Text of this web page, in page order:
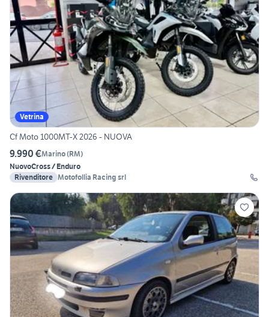
Vetrina
Cf Moto 1000MT-X 2026 - NUOVA
9.990 €Marino(RM)
NuovoCross / Enduro
Rivenditore Motofollia Racing srl